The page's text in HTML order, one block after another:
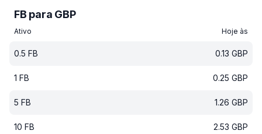
FB para GBP
Ativo Hoje às
0.5 FB 0.13 GBP
1 FB 0.25 GBP
5 FB 1.26 GBP
10 FB 2.53 GBP